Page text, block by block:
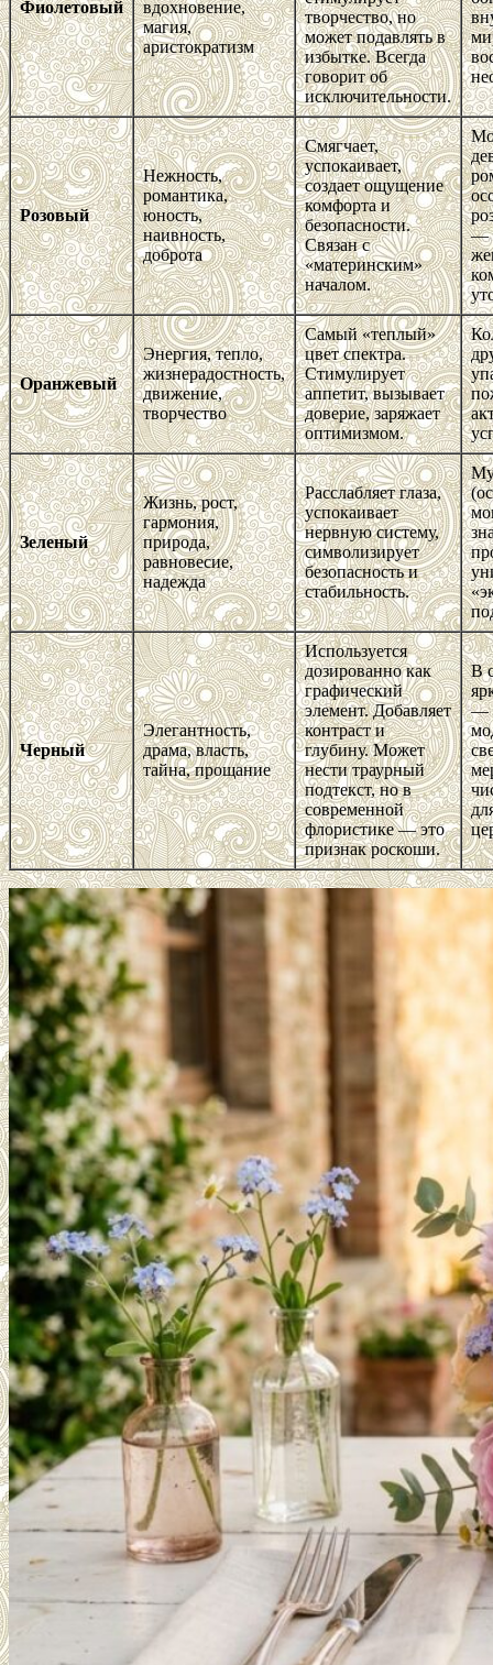
Фиолетовый
вдохновение,
магия,
аристократизм
творчество, но
может подавлять в
избытке. Всегда
говорит об
исключительности.
Розовый
Нежность,
романтика,
юность,
наивность,
доброта
Смягчает,
успокаивает,
создает ощущение
комфорта и
безопасности.
Связан с
«материнским»
началом.
—
Оранжевый
Энергия, тепло,
жизнерадостность,
движение,
творчество
Самый «теплый»
цвет спектра.
Стимулирует
аппетит, вызывает
доверие, заряжает
оптимизмом.
Зеленый
Жизнь, рост,
гармония,
природа,
равновесие,
надежда
Расслабляет глаза,
успокаивает
нервную систему,
символизирует
безопасность и
стабильность.
Черный
Элегантность,
драма, власть,
тайна, прощание
Используется
дозированно как
графический
элемент. Добавляет
контраст и
глубину. Может
нести траурный
подтекст, но в
современной
флористике — это
признак роскоши.
В
—